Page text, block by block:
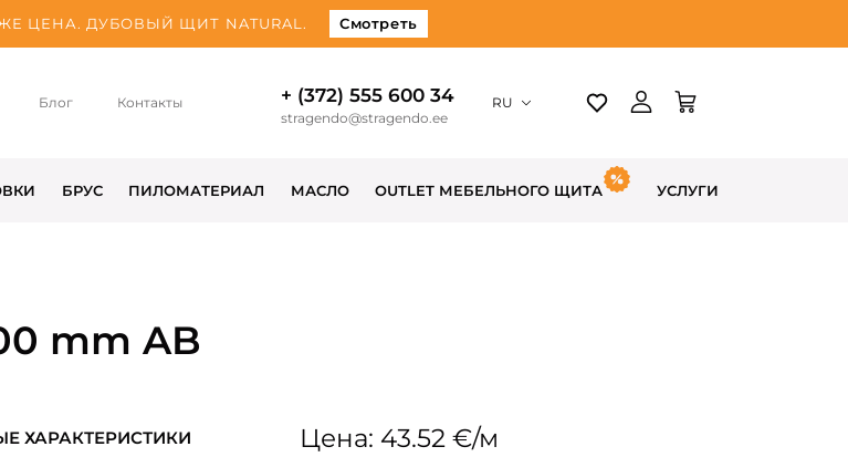
ЦЕНА. ДУБОВЫЙ ЩИТ NATURAL. Смотреть
Блог Контакты + (372) 555 600 34
stragendo@stragendo.ee
RU
БРУС ПИЛОМАТЕРИАЛ МАСЛО OUTLET МЕБЕЛЬНОГО ЩИТА УСЛУГИ
mm AB
ХАРАКТЕРИСТИКИ Цена: 43.52 €/м